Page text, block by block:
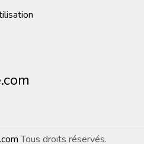
Tous droits réservés.